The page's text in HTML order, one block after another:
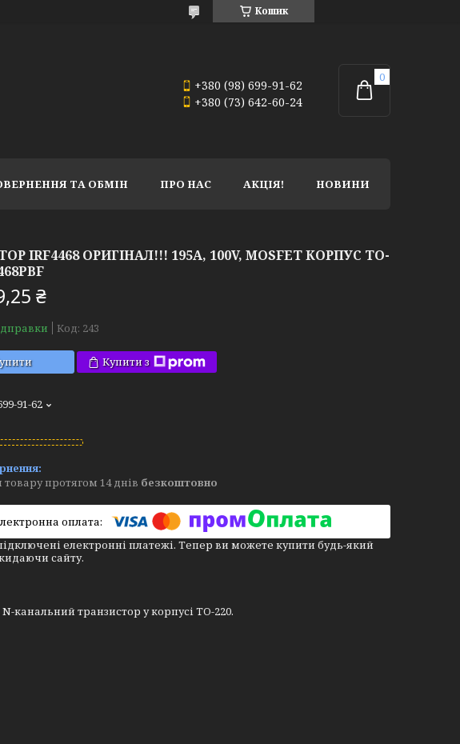
Кошик
+380 (98) 699-91-62
+380 (73) 642-60-24
ТА ОБМІН ПРО НАС АКЦІЯ! НОВИНИ
IRF4468 ОРИГІНАЛ!!! 195A, 100V, MOSFET КОРПУС TO-
₴
Код: 243
Купити з
91-62
протягом 14 днів безкоштовно
електронні платежі. Тепер ви можете купити будь-який
сайту.
канальний транзистор у корпусі TO-220.